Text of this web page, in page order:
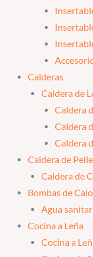
Calderas
Caldera de
Caldera
Caldera
Caldera
Caldera de
Caldera de
Bombas de
Agua
Cocina a Leña
Cocina a